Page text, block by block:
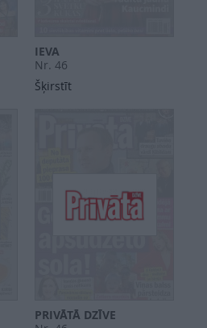
IEVA
Nr. 46
Šķirstīt
PRIVĀTĀ DZĪVE